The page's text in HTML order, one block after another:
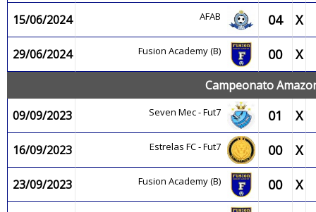
15/06/2024 AFAB 04 X
29/06/2024 Fusion Academy (B) 00 X
Campeonato
09/09/2023
Seven Mec - Fut7 01 X
16/09/2023 Estrelas FC - Fut7 00 X
23/09/2023 Fusion Academy (B) 00 X